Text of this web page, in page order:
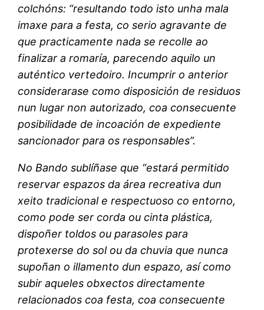
colchóns: “resultando todo isto unha mala
imaxe para a festa, co serio agravante de
que practicamente nada se recolle ao
finalizar a romaría, parecendo aquilo un
auténtico vertedoiro. Incumprir o anterior
considerarase como disposición de residuos
nun lugar non autorizado, coa consecuente
posibilidade de incoación de expediente
sancionador para os responsables”.
No Bando sublíñase que “estará permitido
reservar espazos da área recreativa dun
xeito tradicional e respectuoso co entorno,
como pode ser corda ou cinta plástica,
dispoñer toldos ou parasoles para
protexerse do sol ou da chuvia que nunca
supoñan o illamento dun espazo, así como
subir aqueles obxectos directamente
relacionados coa festa, coa consecuente